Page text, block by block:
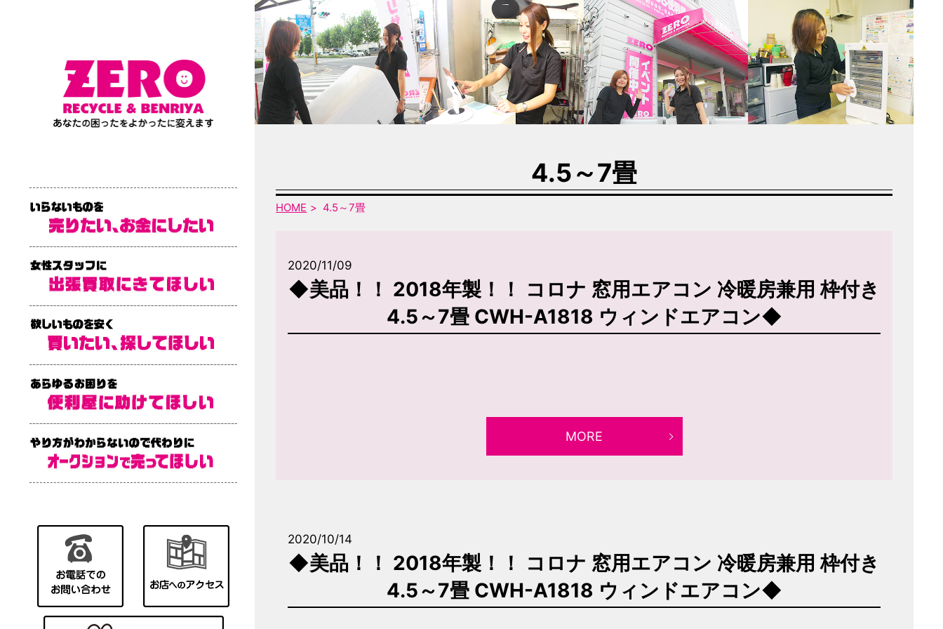
4.5～7畳
HOME 4.5～7畳
2020/11/09
◆美品！！ 2018年製！！ コロナ 窓用エアコン 冷暖房兼用 枠付き
4.5～7畳 CWH-A1818 ウィンドエアコン◆
MORE
2020/10/14
◆美品！！ 2018年製！！ コロナ 窓用エアコン 冷暖房兼用 枠付き
4.5～7畳 CWH-A1818 ウィンドエアコン◆